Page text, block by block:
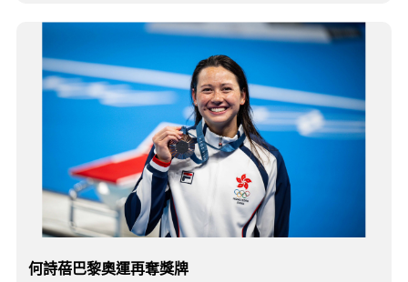
何詩蓓巴黎奧運再奪獎牌